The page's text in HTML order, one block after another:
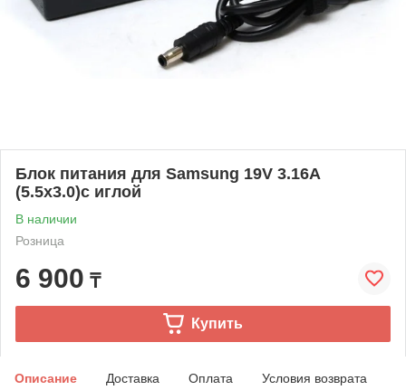
Блок питания для Samsung 19V 3.16A
(5.5x3.0)c иглой
В наличии
Розница
6 900 ₸
Купить
Описание Доставка Оплата Условия возврата